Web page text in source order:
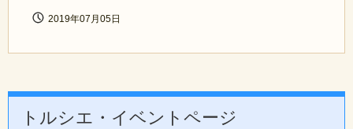
2019年07月05日
トルシエ・イベントページ